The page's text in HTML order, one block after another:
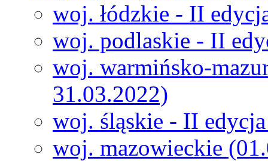
woj. łódzkie - II
woj. podlaskie - II
woj. warmińsko-
31.03.2022)
woj. śląskie - II
woj. mazowieckie